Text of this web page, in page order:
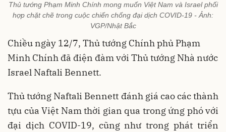
Thủ tướng Phạm Minh Chính mong muốn Việt Nam và Israel phối
hợp chặt chẽ trong cuộc chiến chống đại dịch COVID-19 - Ảnh:
VGP/Nhật Bắc
Chiều ngày 12/7, Thủ tướng Chính phủ Phạm
Minh Chính đã điện đàm với Thủ tướng Nhà nước
Israel Naftali Bennett.
Thủ tướng Naftali Bennett đánh giá cao các thành
tựu của Việt Nam thời gian qua trong ứng phó với
đại dịch COVID-19, cũng như trong phát triển